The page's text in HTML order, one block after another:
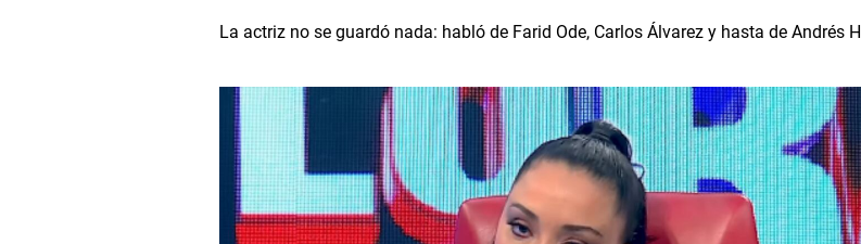
La actriz no se guardó nada: habló de Farid Ode, Carlos Álvarez y hasta de Andrés